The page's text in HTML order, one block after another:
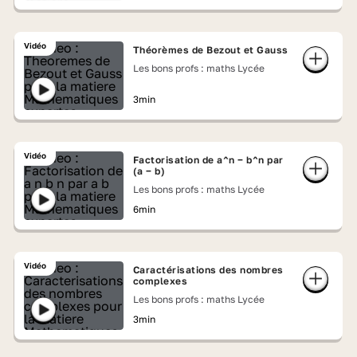
Vidéo
Théorèmes de Bezout et Gauss
Les bons profs : maths Lycée
3min
Vidéo
Factorisation de a^n − b^n par
(a − b)
Les bons profs : maths Lycée
6min
Vidéo
Caractérisations des nombres
complexes
Les bons profs : maths Lycée
3min